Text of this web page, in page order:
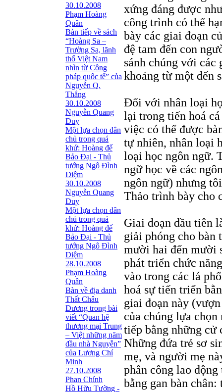
30.10.2008
Phạm Hoàng
Quân
Bàn tiếp về sách
“Hoàng Sa –
Trường Sa, lãnh
thổ Việt Nam
nhìn từ Công
pháp quốc tế” của
Nguyễn Q.
Thắng
30.10.2008
Nguyễn Quang
Duy
Một lựa chọn dân
chủ trong quá
khứ: Hoàng đế
Bảo Đại - Thủ
tướng Ngô Ðình
Diệm
30.10.2008
Nguyễn Quang
Duy
Một lựa chọn dân
chủ trong quá
khứ: Hoàng đế
Bảo Đại - Thủ
tướng Ngô Ðình
Diệm
28.10.2008
Phạm Hoàng
Quân
Bàn về địa danh
Thất Châu
Dương trong bài
viết “Quan hệ
thương mại Trung
– Việt những năm
đầu nhà Nguyễn”
của Lương Chí
Minh
27.10.2008
Phan Chính
Hồ Hữu Tường -
xứng đáng được
công trình có thể
bày các giai đoạn
đệ tam đến con
sánh chúng với
khoảng từ một đến
Đối với nhân loại
lại trong tiến hoá
việc có thể được
tự nhiên, nhân loại
loại học ngôn ngữ.
ngữ học về các
ngôn ngữ) nhưng
Thảo trình bày cho
Giai đoạn đầu tiên
giải phóng cho bàn
mười hai đến mười
phát triển chức
vào trong các lá
hoá sự tiến triển
giai đoạn này
của chúng lựa
tiếp bằng những cử
Những đứa trẻ sơ
mẹ, và người mẹ
phân công lao
bằng gan bàn